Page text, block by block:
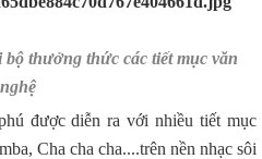
thưởng thức các tiết mục văn
nghệ
được diễn ra với nhiều tiết mục
Cha cha cha....trên nền nhạc sôi